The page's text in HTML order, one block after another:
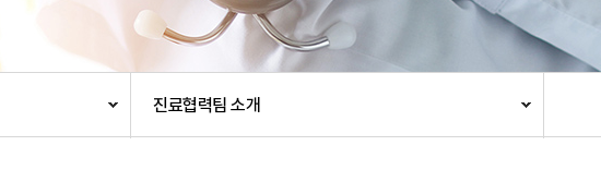
칭찬합시다
환자권리장전
CCTV 현황
안전보건
진료협력팀 소개